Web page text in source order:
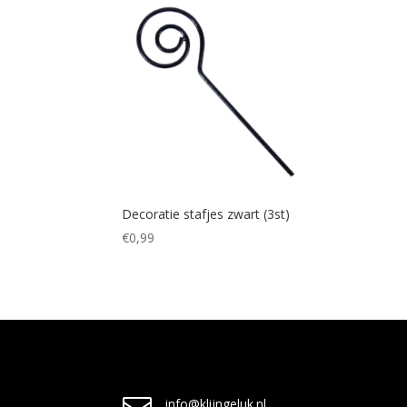
Decoratie stafjes zwart (3st)
€0,99